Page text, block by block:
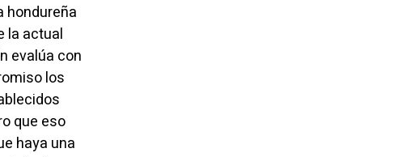
hondureña
la actual
evalúa con
los
que eso
haya una